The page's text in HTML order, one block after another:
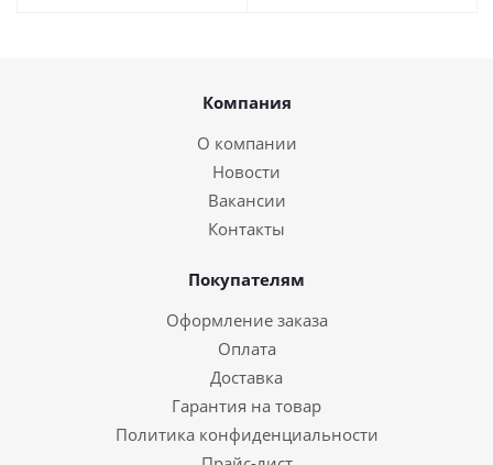
Компания
О компании
Новости
Вакансии
Контакты
Покупателям
Оформление заказа
Оплата
Доставка
Гарантия на товар
Политика конфиденциальности